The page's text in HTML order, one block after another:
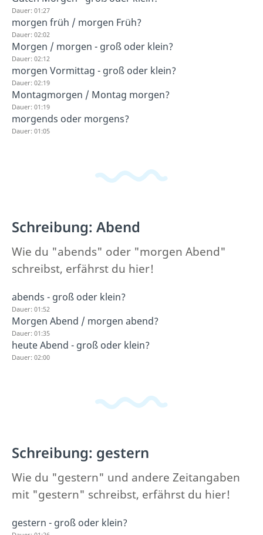
Dauer: 01:27
morgen früh / morgen Früh?
Dauer: 02:02
Morgen / morgen - groß oder klein?
Dauer: 02:12
morgen Vormittag - groß oder klein?
Dauer: 02:19
Montagmorgen / Montag morgen?
Dauer: 01:19
morgends oder morgens?
Dauer: 01:05
Schreibung: Abend
Wie du "abends" oder "morgen Abend"
schreibst, erfährst du hier!
abends - groß oder klein?
Dauer: 01:52
Morgen Abend / morgen abend?
Dauer: 01:35
heute Abend - groß oder klein?
Dauer: 02:00
Schreibung: gestern
Wie du "gestern" und andere Zeitangaben
mit "gestern" schreibst, erfährst du hier!
gestern - groß oder klein?